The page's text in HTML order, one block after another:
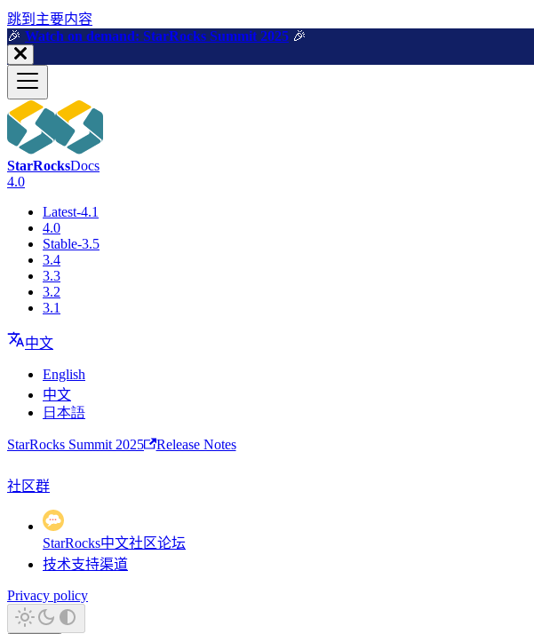
跳到主要内容
🎉️ Watch on demand: StarRocks Summit 2025 🎉️
StarRocksDocs
4.0
Latest-4.1
4.0
Stable-3.5
3.4
3.3
3.2
3.1
中文
English
中文
日本語
StarRocks Summit 2025 Release Notes
社区群
StarRocks中文社区论坛
技术支持渠道
Privacy policy